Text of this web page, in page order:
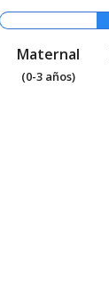
Maternal
(0-3 años)